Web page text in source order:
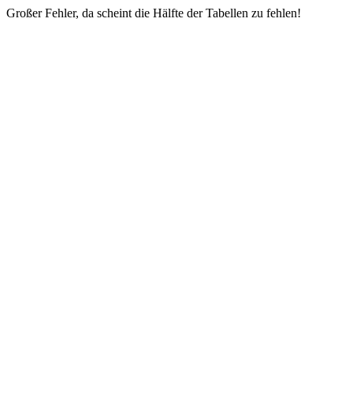
Großer Fehler, da scheint die Hälfte der Tabellen zu fehlen!